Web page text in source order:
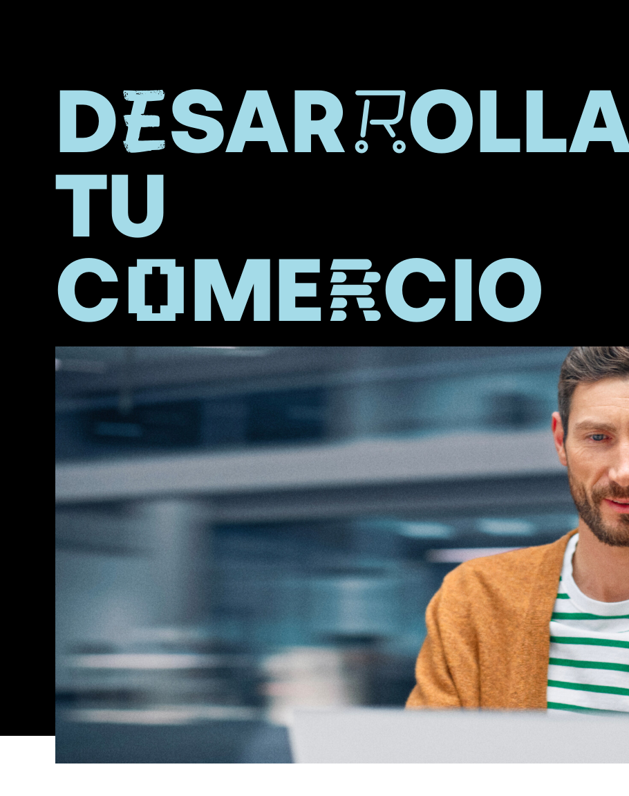
DESARROLLA
TU
COMERCIO